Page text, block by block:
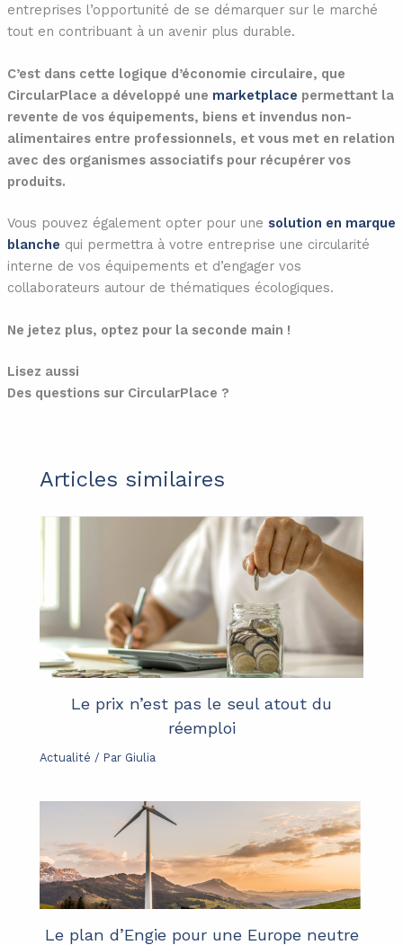
entreprises l’opportunité de se démarquer sur le marché
tout en contribuant à un avenir plus durable.
C’est dans cette logique d’économie circulaire, que
CircularPlace a développé une marketplace permettant la
revente de vos équipements, biens et invendus non-
alimentaires entre professionnels, et vous met en relation
avec des organismes associatifs pour récupérer vos
produits.
Vous pouvez également opter pour une solution en marque
blanche qui permettra à votre entreprise une circularité
interne de vos équipements et d’engager vos
collaborateurs autour de thématiques écologiques.
Ne jetez plus, optez pour la seconde main !
Lisez aussi
Des questions sur CircularPlace ?
Articles similaires
Le prix n’est pas le seul atout du
réemploi
Actualité / Par Giulia
Le plan d’Engie pour une Europe neutre